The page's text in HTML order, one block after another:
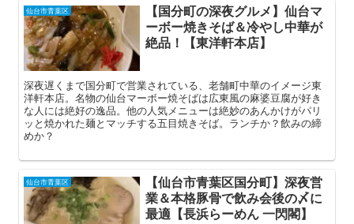
仙台市青葉区
【国分町の深夜グルメ】仙台マ
ーボー焼きそば＆冷やし中華が
絶品！【東洋軒本店】
深夜遅くまで国分町で営業されている、老舗町中華のイメージ東
洋軒本店。名物の仙台マーボー焼そばは広東風の麻婆豆腐が好き
な人には絶好の逸品。他の人気メニューは絶妙のあんかけがパリ
ッと焼かれた麺とマッチする五目焼きそば。ランチか？飲みの締
めか？
仙台市青葉区
【仙台市青葉区国分町】深夜営
業＆本格豚骨で飲み会後の〆に
最適【長浜らーめん 一閃閣】